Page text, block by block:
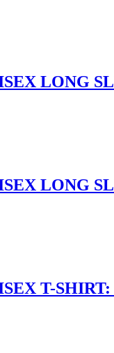
LONG
LONG
T-